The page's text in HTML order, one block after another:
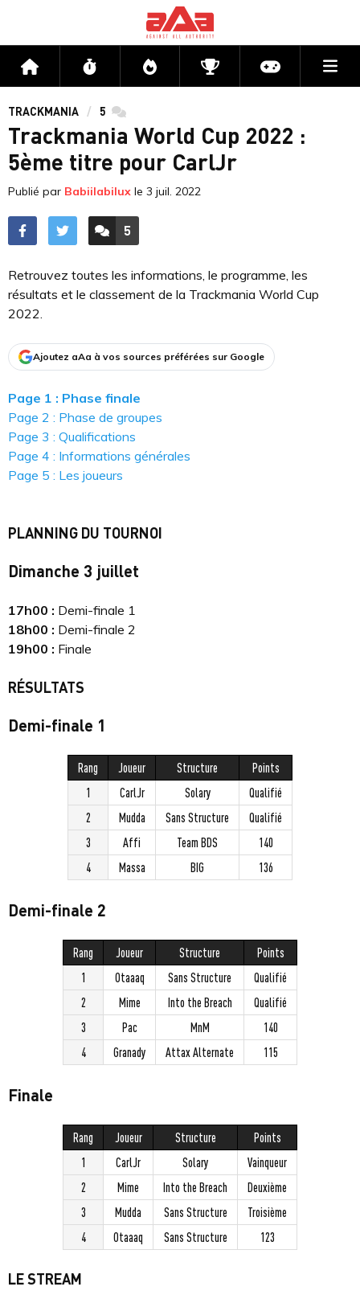
Accueil Flux Directs CompétitionsActu jeux
TRACKMANIA 5 commentaires
Trackmania World Cup 2022 :
5ème titre pour CarlJr
Publié par Babiilabilux le 3 juil. 2022
ACCÉDER AUX
5
COMMENTAIRES
Retrouvez toutes les informations, le programme, les
résultats et le classement de la Trackmania World Cup
2022.
Ajoutez aAa à vos sources préférées sur Google
Page 1 : Phase finale
Page 2 : Phase de groupes
Page 3 : Qualifications
Page 4 : Informations générales
Page 5 : Les joueurs
PLANNING DU TOURNOI
Dimanche 3 juillet
17h00 : Demi-finale 1
18h00 : Demi-finale 2
19h00 : Finale
RÉSULTATS
Demi-finale 1
Rang Joueur Structure
Points
1
CarlJr Solary
Qualifié
2
Mudda Sans Structure
Qualifié
3
Affi Team BDS
140
4
Massa BIG 136
Demi-finale 2
Rang Joueur Structure
Points
1
Otaaaq Sans Structure
Qualifié
2
Mime Into the Breach
Qualifié
3
Pac MnM
140
4
Granady Attax Alternate 115
Finale
Rang Joueur Structure
Points
1
CarlJr Solary
Vainqueur
2
Mime Into the Breach
Deuxième
3
Mudda Sans Structure
Troisième
4
Otaaaq Sans Structure 123
LE STREAM